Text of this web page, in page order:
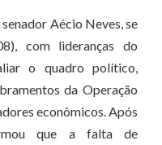
Aécio Neves, se
com lideranças do
o quadro político,
da Operação
econômicos. Após
que a falta de